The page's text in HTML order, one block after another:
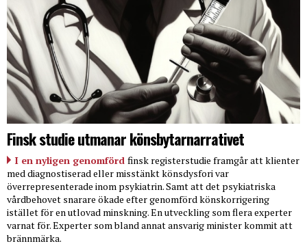
Finsk studie utmanar könsbytarnarrativet
I en nyligen genomförd finsk registerstudie framgår att klienter
med diagnostiserad eller misstänkt könsdysfori var
överrepresenterade inom psykiatrin. Samt att det psykiatriska
vårdbehovet snarare ökade efter genomförd könskorrigering
istället för en utlovad minskning. En utveckling som flera experter
varnat för. Experter som bland annat ansvarig minister kommit att
brännmärka.